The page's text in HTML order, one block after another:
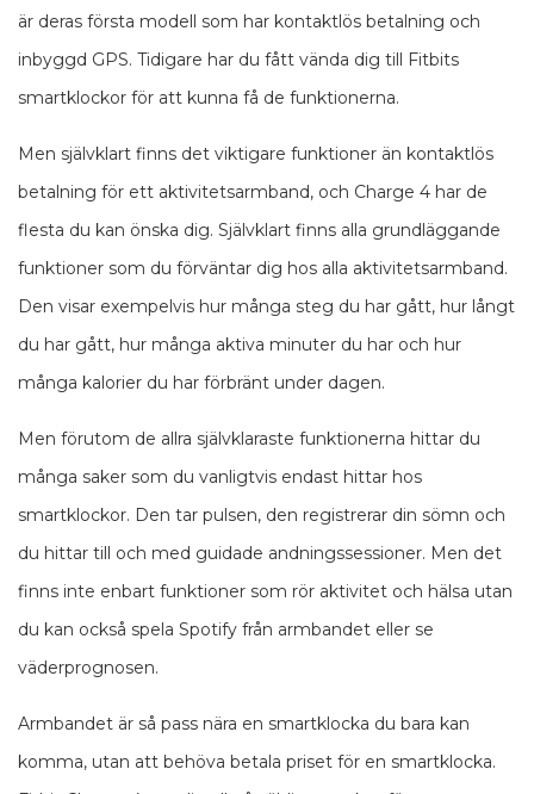
är deras första modell som har kontaktlös betalning och
inbyggd GPS. Tidigare har du fått vända dig till Fitbits
smartklockor för att kunna få de funktionerna.
Men självklart finns det viktigare funktioner än kontaktlös
betalning för ett aktivitetsarmband, och Charge 4 har de
flesta du kan önska dig. Självklart finns alla grundläggande
funktioner som du förväntar dig hos alla aktivitetsarmband.
Den visar exempelvis hur många steg du har gått, hur långt
du har gått, hur många aktiva minuter du har och hur
många kalorier du har förbränt under dagen.
Men förutom de allra självklaraste funktionerna hittar du
många saker som du vanligtvis endast hittar hos
smartklockor. Den tar pulsen, den registrerar din sömn och
du hittar till och med guidade andningssessioner. Men det
finns inte enbart funktioner som rör aktivitet och hälsa utan
du kan också spela Spotify från armbandet eller se
väderprognosen.
Armbandet är så pass nära en smartklocka du bara kan
komma, utan att behöva betala priset för en smartklocka.